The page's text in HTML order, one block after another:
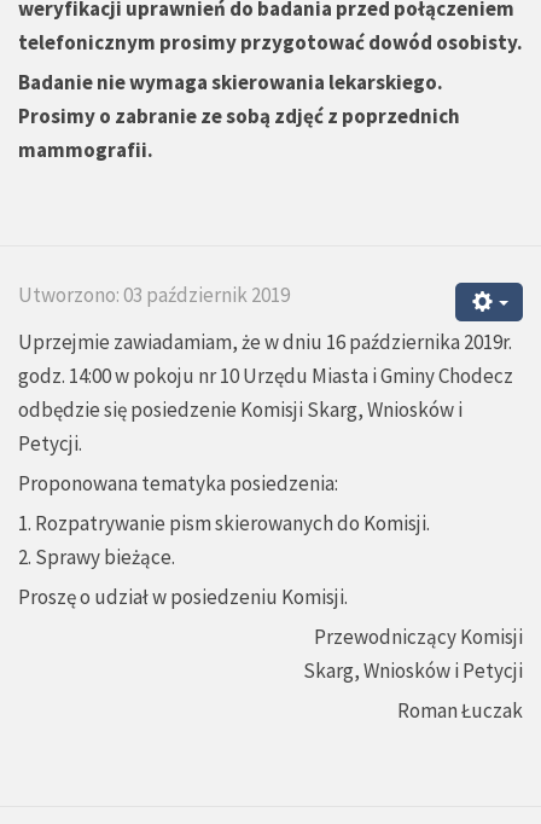
weryfikacji uprawnień do badania przed połączeniem
telefonicznym prosimy przygotować dowód osobisty.
Badanie nie wymaga skierowania lekarskiego.
Prosimy o zabranie ze sobą zdjęć z poprzednich
mammografii.
Utworzono: 03 październik 2019
Uprzejmie zawiadamiam, że w dniu 16 października 2019r.
godz. 14:00 w pokoju nr 10 Urzędu Miasta i Gminy Chodecz
odbędzie się posiedzenie Komisji Skarg, Wniosków i
Petycji.
Proponowana tematyka posiedzenia:
1. Rozpatrywanie pism skierowanych do Komisji.
2. Sprawy bieżące.
Proszę o udział w posiedzeniu Komisji.
Przewodniczący Komisji
Skarg, Wniosków i Petycji
Roman Łuczak